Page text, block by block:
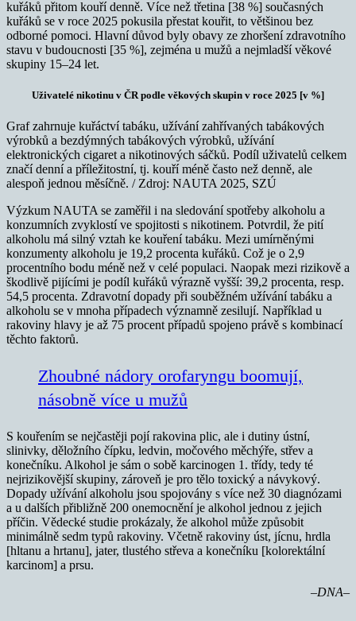
kuřáků přitom kouří denně. Více než třetina [38 %] současných
kuřáků se v roce 2025 pokusila přestat kouřit, to většinou bez
odborné pomoci. Hlavní důvod byly obavy ze zhoršení zdravotního
stavu v budoucnosti [35 %], zejména u mužů a nejmladší věkové
skupiny 15–24 let.
Uživatelé nikotinu v ČR podle věkových skupin v roce 2025 [v %]
Graf zahrnuje kuřáctví tabáku, užívání zahřívaných tabákových
výrobků a bezdýmných tabákových výrobků, užívání
elektronických cigaret a nikotinových sáčků. Podíl uživatelů celkem
značí denní a příležitostní, tj. kouří méně často než denně, ale
alespoň jednou měsíčně. / Zdroj: NAUTA 2025, SZÚ
Výzkum NAUTA se zaměřil i na sledování spotřeby alkoholu a
konzumních zvyklostí ve spojitosti s nikotinem. Potvrdil, že pití
alkoholu má silný vztah ke kouření tabáku. Mezi umírněnými
konzumenty alkoholu je 19,2 procenta kuřáků. Což je o 2,9
procentního bodu méně než v celé populaci. Naopak mezi rizikově a
škodlivě pijícími je podíl kuřáků výrazně vyšší: 39,2 procenta, resp.
54,5 procenta. Zdravotní dopady při souběžném užívání tabáku a
alkoholu se v mnoha případech významně zesilují. Například u
rakoviny hlavy je až 75 procent případů spojeno právě s kombinací
těchto faktorů.
Zhoubné nádory orofaryngu boomují,
násobně více u mužů
S kouřením se nejčastěji pojí rakovina plic, ale i dutiny ústní,
slinivky, děložního čípku, ledvin, močového měchýře, střev a
konečníku. Alkohol je sám o sobě karcinogen 1. třídy, tedy té
nejrizikovější skupiny, zároveň je pro tělo toxický a návykový.
Dopady užívání alkoholu jsou spojovány s více než 30 diagnózami
a u dalších přibližně 200 onemocnění je alkohol jednou z jejich
příčin. Vědecké studie prokázaly, že alkohol může způsobit
minimálně sedm typů rakoviny. Včetně rakoviny úst, jícnu, hrdla
[hltanu a hrtanu], jater, tlustého střeva a konečníku [kolorektální
karcinom] a prsu.
–DNA–